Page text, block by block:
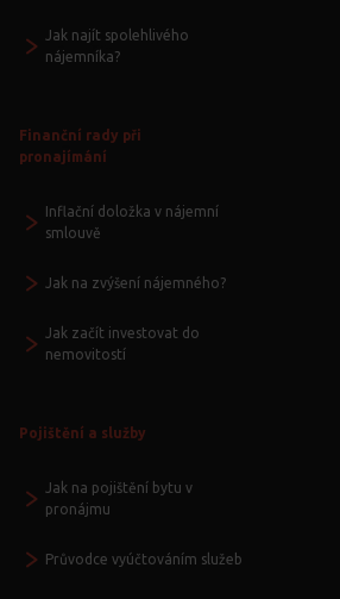
Jak najít spolehlivého
nájemníka?
Finanční rady při
pronajímání
Inflační doložka v nájemní
smlouvě
Jak na zvýšení nájemného?
Jak začít investovat do
nemovitostí
Pojištění a služby
Jak na pojištění bytu v
pronájmu
Průvodce vyúčtováním služeb